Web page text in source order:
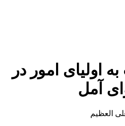
اولیای امور در
آمل
العظیم